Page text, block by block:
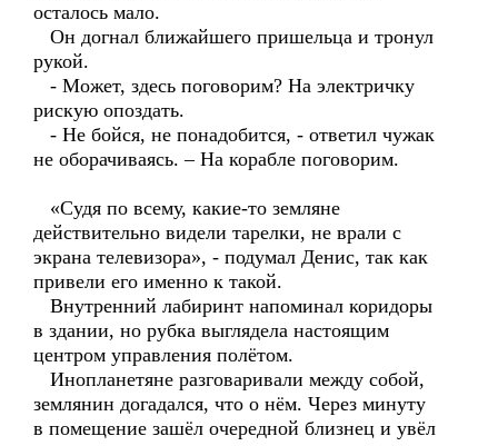
осталось мало.
Он догнал ближайшего пришельца и тронул
рукой.
- Может, здесь поговорим? На электричку
рискую опоздать.
- Не бойся, не понадобится, - ответил чужак
не оборачиваясь. – На корабле поговорим.
«Судя по всему, какие-то земляне
действительно видели тарелки, не врали с
экрана телевизора», - подумал Денис, так как
привели его именно к такой.
Внутренний лабиринт напоминал коридоры
в здании, но рубка выглядела настоящим
центром управления полётом.
Инопланетяне разговаривали между собой,
землянин догадался, что о нём. Через минуту
в помещение зашёл очередной близнец и увёл